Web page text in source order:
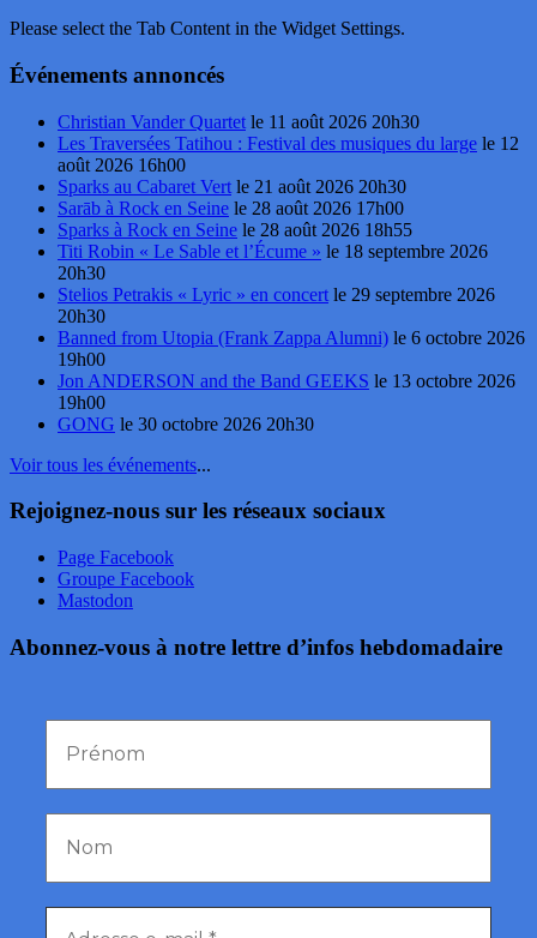
Please select the Tab Content in the Widget Settings.
Événements annoncés
Christian Vander Quartet le 11 août 2026 20h30
Les Traversées Tatihou : Festival des musiques du large le 12
août 2026 16h00
Sparks au Cabaret Vert le 21 août 2026 20h30
Sarāb à Rock en Seine le 28 août 2026 17h00
Sparks à Rock en Seine le 28 août 2026 18h55
Titi Robin « Le Sable et l’Écume » le 18 septembre 2026
20h30
Stelios Petrakis « Lyric » en concert le 29 septembre 2026
20h30
Banned from Utopia (Frank Zappa Alumni) le 6 octobre 2026
19h00
Jon ANDERSON and the Band GEEKS le 13 octobre 2026
19h00
GONG le 30 octobre 2026 20h30
Voir tous les événements...
Rejoignez-nous sur les réseaux sociaux
Page Facebook
Groupe Facebook
Mastodon
Abonnez-vous à notre lettre d’infos hebdomadaire